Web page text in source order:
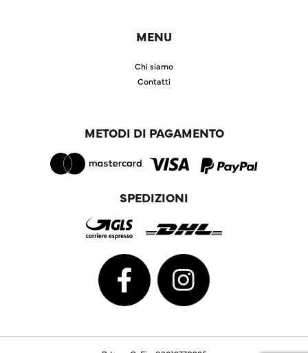
MENU
Chi siamo
Contatti
METODI DI PAGAMENTO
SPEDIZIONI